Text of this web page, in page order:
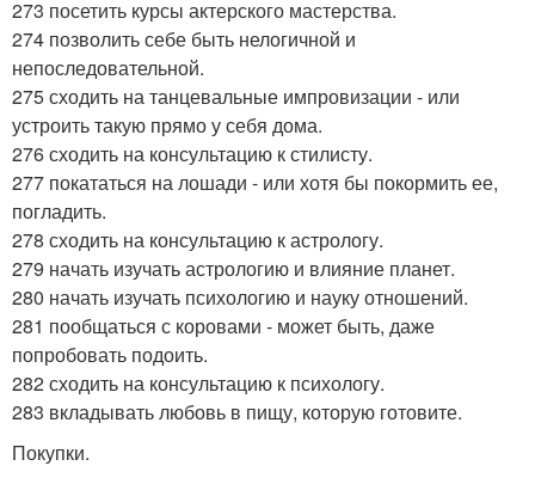
273 посетить курсы актерского мастерства.
274 позволить себе быть нелогичной и
непоследовательной.
275 сходить на танцевальные импровизации - или
устроить такую прямо у себя дома.
276 сходить на консультацию к стилисту.
277 покататься на лошади - или хотя бы покормить ее,
погладить.
278 сходить на консультацию к астрологу.
279 начать изучать астрологию и влияние планет.
280 начать изучать психологию и науку отношений.
281 пообщаться с коровами - может быть, даже
попробовать подоить.
282 сходить на консультацию к психологу.
283 вкладывать любовь в пищу, которую готовите.
Покупки.